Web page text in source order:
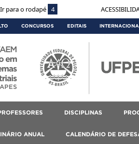
Ir para o rodapé 4
CONCURSOS EDITAIS
em
DISCIPLINAS
ANUAL CALENDÁRIO DE